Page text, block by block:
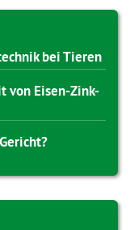
bei Tieren
von Eisen-Zink-